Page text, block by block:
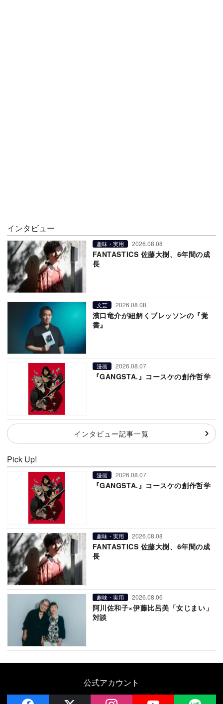
インタビュー
趣味・実用 2026.08.08
FANTASTICS 佐藤大樹、6年間の成
長
文芸 2026.08.08
濱口竜介が紐解くブレッソンの『覚
書』
漫画 2026.08.07
『GANGSTA.』コースケの創作哲学
インタビュー記事一覧
Pick Up!
漫画 2026.08.07
『GANGSTA.』コースケの創作哲学
趣味・実用 2026.08.08
FANTASTICS 佐藤大樹、6年間の成
長
趣味・実用 2026.08.06
阿川佐和子×伊藤比呂美「女じまい」
対談
公式アカウント